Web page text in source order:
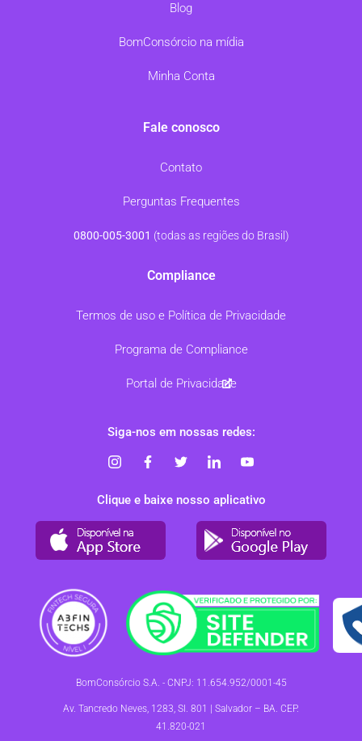
Blog
BomConsórcio na mídia
Minha Conta
Fale conosco
Contato
Perguntas Frequentes
0800-005-3001 (todas as regiões do Brasil)
Compliance
Termos de uso e Política de Privacidade
Programa de Compliance
Portal de Privacidade
Siga-nos em nossas redes:
Clique e baixe nosso aplicativo
BomConsórcio S.A. - CNPJ: 11.654.952/0001-45
Av. Tancredo Neves, 1283, Sl. 801 | Salvador – BA. CEP.
41.820-021